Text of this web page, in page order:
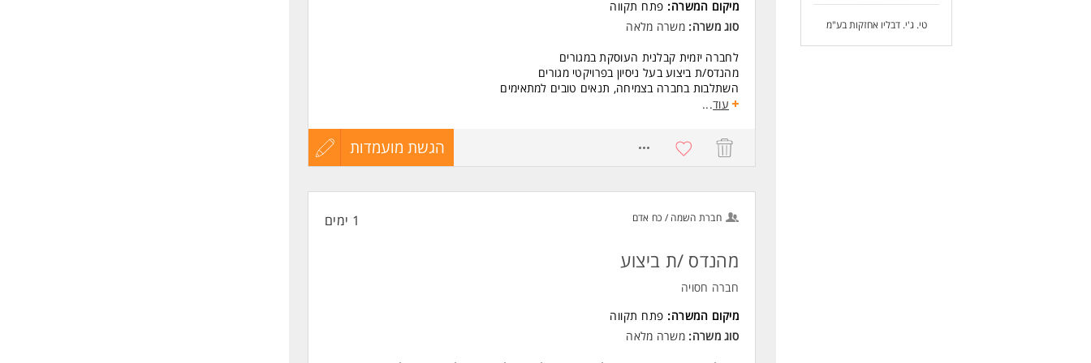
טי. ג'י. דבליו אחזקות בע"מ
לעוד משרות ומידע על בוני התיכון >
מיקום המשרה: פתח תקווה
סוג משרה: משרה מלאה
לחברה יזמית קבלנית העוסקת במגורים
מהנדס/ת ביצוע בעל ניסיון בפרויקטי מגורים
השתלבות בחברה בצמיחה, תנאים טובים למתאימים
דרישות:
2+ שנות ותק
ניסיון בתחום המגורים - חובה המשרה מיועדת לנשים ולגברים כאחד.
עוד...
הגשת מועמדות
עדכון
חברת השמה / כח אדם 1 ימים
מהנדס /ת ביצוע
חברה חסויה
מיקום המשרה: פתח תקווה
סוג משרה: משרה מלאה